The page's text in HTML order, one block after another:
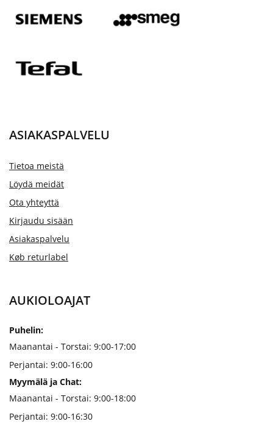
ASIAKASPALVELU
Tietoa meistä
Löydä meidät
Ota yhteyttä
Kirjaudu sisään
Asiakaspalvelu
Køb returlabel
AUKIOLOAJAT
Puhelin:
Maanantai - Torstai: 9:00-17:00
Perjantai: 9:00-16:00
Myymälä ja Chat:
Maanantai - Torstai: 9:00-18:00
Perjantai: 9:00-16:30